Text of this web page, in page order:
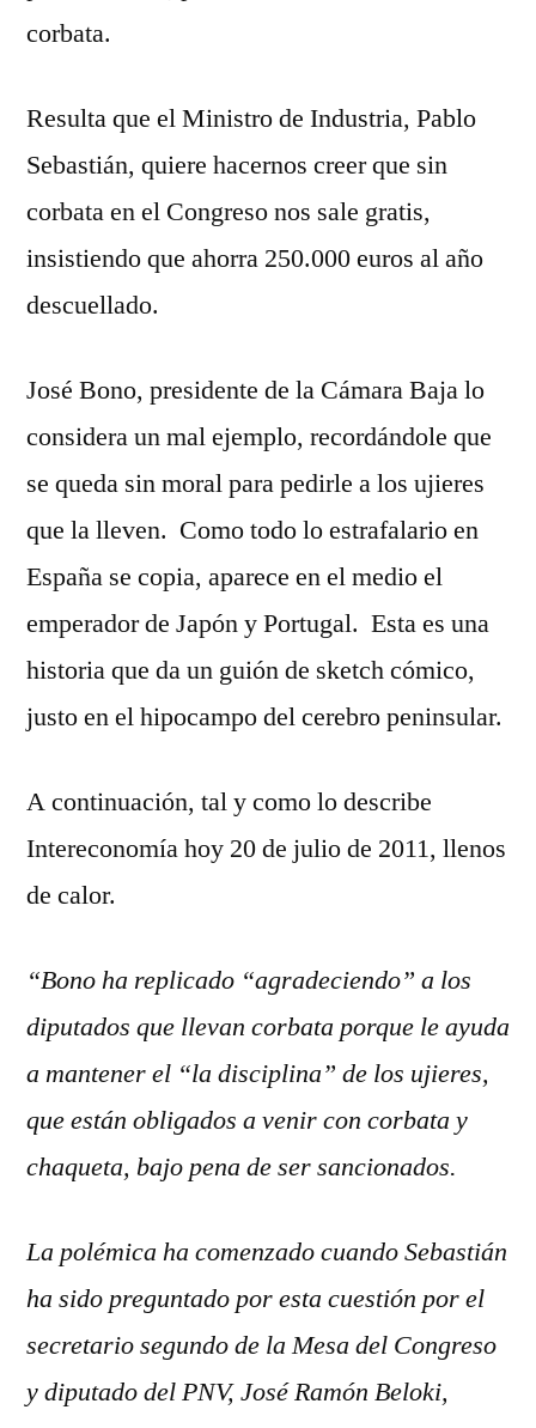
corbata.
Resulta que el Ministro de Industria, Pablo
Sebastián, quiere hacernos creer que sin
corbata en el Congreso nos sale gratis,
insistiendo que ahorra 250.000 euros al año
descuellado.
José Bono, presidente de la Cámara Baja lo
considera un mal ejemplo, recordándole que
se queda sin moral para pedirle a los ujieres
que la lleven. Como todo lo estrafalario en
España se copia, aparece en el medio el
emperador de Japón y Portugal. Esta es una
historia que da un guión de sketch cómico,
justo en el hipocampo del cerebro peninsular.
A continuación, tal y como lo describe
Intereconomía hoy 20 de julio de 2011, llenos
de calor.
“Bono ha replicado “agradeciendo” a los
diputados que llevan corbata porque le ayuda
a mantener el “la disciplina” de los ujieres,
que están obligados a venir con corbata y
chaqueta, bajo pena de ser sancionados.
La polémica ha comenzado cuando Sebastián
ha sido preguntado por esta cuestión por el
secretario segundo de la Mesa del Congreso
y diputado del PNV, José Ramón Beloki,